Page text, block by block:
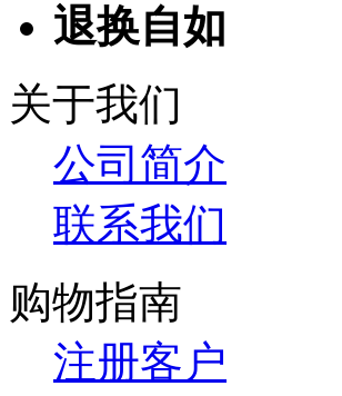
退换自如
关于我们
公司简介
联系我们
购物指南
注册客户